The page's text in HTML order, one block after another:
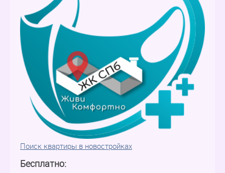
Поиск квартиры в новостройках
Бесплатно: